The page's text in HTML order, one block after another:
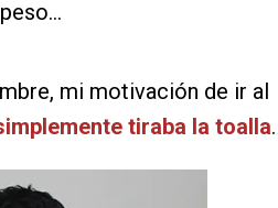
peso...
mi motivación de ir al
tiraba la toalla.